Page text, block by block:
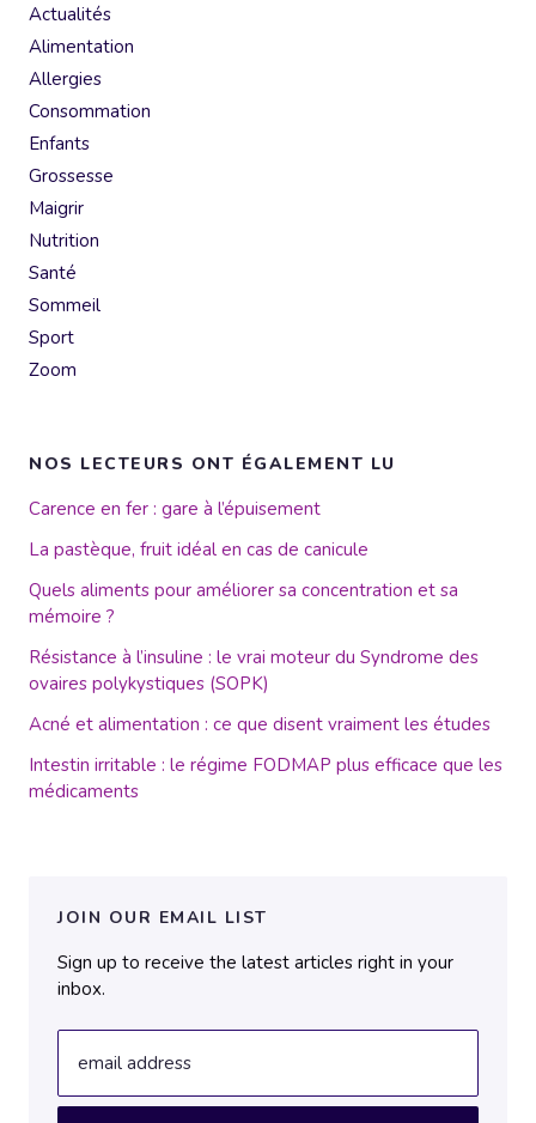
Actualités
Alimentation
Allergies
Consommation
Enfants
Grossesse
Maigrir
Nutrition
Santé
Sommeil
Sport
Zoom
NOS LECTEURS ONT ÉGALEMENT LU
Carence en fer : gare à l’épuisement
La pastèque, fruit idéal en cas de canicule
Quels aliments pour améliorer sa concentration et sa
mémoire ?
Résistance à l’insuline : le vrai moteur du Syndrome des
ovaires polykystiques (SOPK)
Acné et alimentation : ce que disent vraiment les études
Intestin irritable : le régime FODMAP plus efficace que les
médicaments
JOIN OUR EMAIL LIST
Sign up to receive the latest articles right in your
inbox.
email address